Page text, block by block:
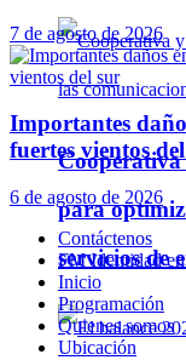
para
servicios de
7 de agosto de 2026
Importantes
fuertes vientos
6 de agosto de 2026
Contáctenos
FM Identidad
Inicio
Programación
Quienes somos
Ubicación